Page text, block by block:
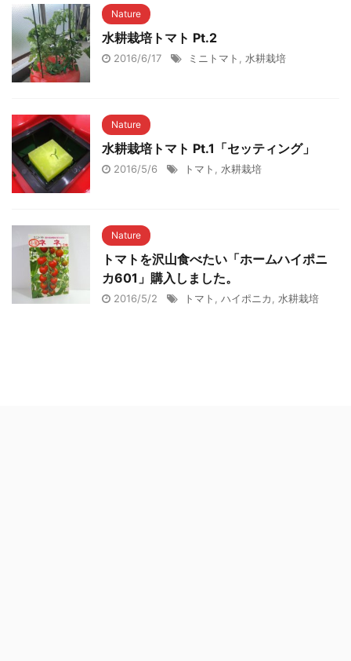
Nature
水耕栽培トマト Pt.2
2016/6/17 ミニトマト 水耕栽培
Nature
水耕栽培トマト Pt.1「セッティング」
2016/5/6 トマト 水耕栽培
Nature
トマトを沢山食べたい「ホームハイポニ
カ601」購入しました。
2016/5/2 トマト ハイポニカ 水耕栽培